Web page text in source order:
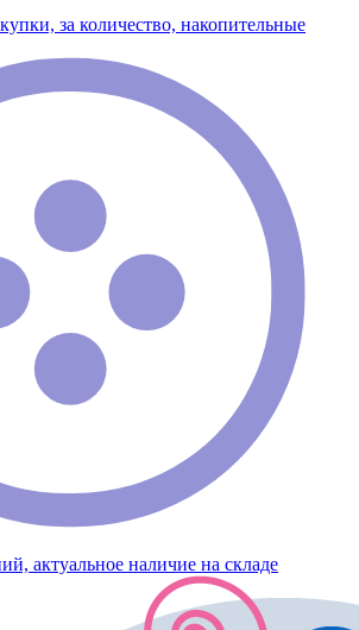
за количество, накопительные
актуальное наличие на складе